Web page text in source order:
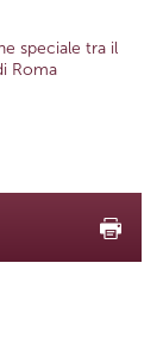
speciale tra il
Roma